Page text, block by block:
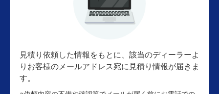
見積り依頼した情報をもとに、該当のディーラーよ
りお客様のメールアドレス宛に見積り情報が届きま
す。